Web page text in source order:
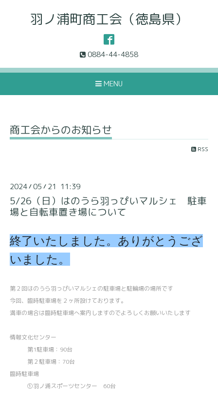
羽ノ浦町商工会（徳島県）
0884-44-4858
MENU
商工会からのお知らせ
RSS
2024/05 / 21 11:39
5/26（日）はのうら羽っぴいマルシェ 駐車
場と自転車置き場について
終了いたしました。ありがとうござ
いました。
第２回はのうら羽っぴいマルシェの駐車場と駐輪場の場所です
今回、臨時駐車場を２ヶ所設けております。
満車の場合は臨時駐車場へ案内しますのでよろしくお願いいたします
情報文化センター
第1駐車場：90台
第２駐車場：70台
臨時駐車場
①羽ノ浦スポーツセンター 60台